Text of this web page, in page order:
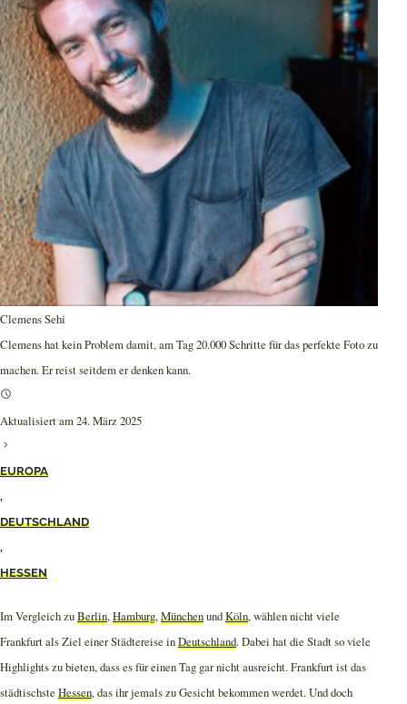
Clemens Sehi
Clemens hat kein Problem damit, am Tag 20.000 Schritte für das perfekte Foto zu
machen. Er reist seitdem er denken kann.
Aktualisiert am 24. März 2025
EUROPA
,
DEUTSCHLAND
,
HESSEN
Im Vergleich zuBerlin,Hamburg,MünchenundKöln, wählen nicht viele
Frankfurt als Ziel einer Städtereise inDeutschland. Dabei hat die Stadt so viele
Highlights zu bieten, dass es für einen Tag gar nicht ausreicht. Frankfurt ist das
städtischste Hessen, das ihr jemals zu Gesicht bekommen werdet. Und doch